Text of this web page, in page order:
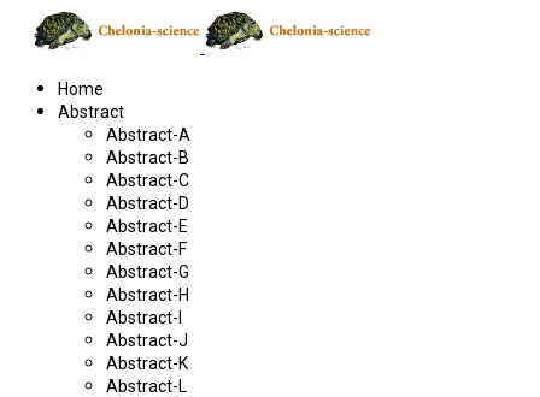
Home
Abstract
Abstract-A
Abstract-B
Abstract-C
Abstract-D
Abstract-E
Abstract-F
Abstract-G
Abstract-H
Abstract-I
Abstract-J
Abstract-K
Abstract-L